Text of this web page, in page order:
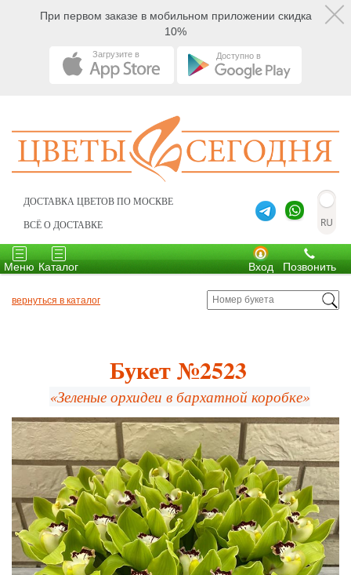
При первом заказе в мобильном приложении скидка
10%
Загрузите в Доступно в
ДОСТАВКА ЦВЕТОВ ПО МОСКВЕ
ВСЁ О ДОСТАВКЕ
Toggle
navigation
Меню
Toggle
navigation
Каталог Позвонить
Вход
вернуться в каталог
Букет №2523
«Зеленые орхидеи в бархатной коробке»